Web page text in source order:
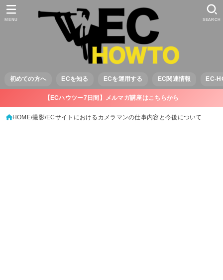
初めての方へ ECを知る ECを運用する EC関連情報 EC-
SEARCH
MENU
【ECハウツー7日間】メルマガ講座はこちらから
HOME 撮影 ECサイトにおけるカメラマンの仕事内容と今後について